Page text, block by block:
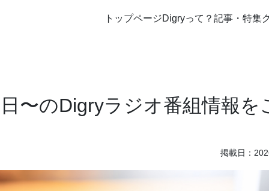
トップページDigryって？ 記事・特集
〜のDigryラジオ番組情報を
掲載日：